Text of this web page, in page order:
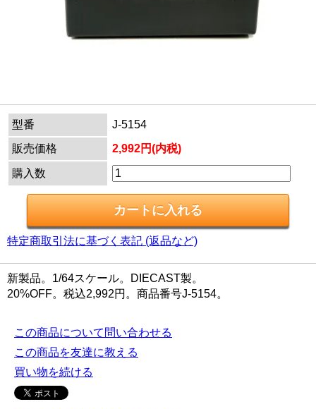
型番
J-5154
販売価格
2,992円(内税)
購入数
特定商取引法に基づく表記 (返品など)
新製品。1/64スケール。DIECAST製。
20%OFF。税込2,992円。商品番号J-5154。
この商品について問い合わせる
この商品を友達に教える
買い物を続ける